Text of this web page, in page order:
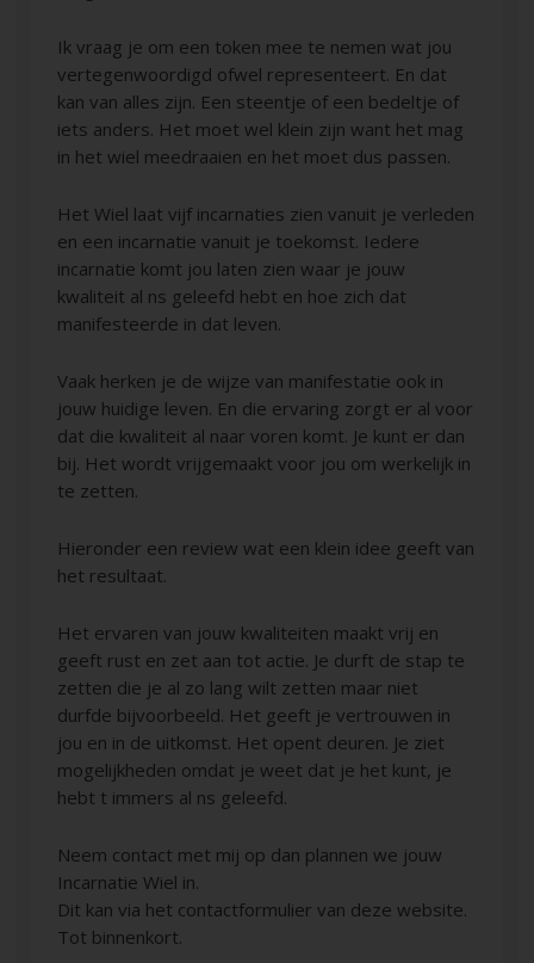
Ik vraag je om een token mee te nemen wat jou
vertegenwoordigd ofwel representeert. En dat
kan van alles zijn. Een steentje of een bedeltje of
iets anders. Het moet wel klein zijn want het mag
in het wiel meedraaien en het moet dus passen.
Het Wiel laat vijf incarnaties zien vanuit je verleden
en een incarnatie vanuit je toekomst. Iedere
incarnatie komt jou laten zien waar je jouw
kwaliteit al ns geleefd hebt en hoe zich dat
manifesteerde in dat leven.
Vaak herken je de wijze van manifestatie ook in
jouw huidige leven. En die ervaring zorgt er al voor
dat die kwaliteit al naar voren komt. Je kunt er dan
bij. Het wordt vrijgemaakt voor jou om werkelijk in
te zetten.
Hieronder een review wat een klein idee geeft van
het resultaat.
Het ervaren van jouw kwaliteiten maakt vrij en
geeft rust en zet aan tot actie. Je durft de stap te
zetten die je al zo lang wilt zetten maar niet
durfde bijvoorbeeld. Het geeft je vertrouwen in
jou en in de uitkomst. Het opent deuren. Je ziet
mogelijkheden omdat je weet dat je het kunt, je
hebt t immers al ns geleefd.
Neem contact met mij op dan plannen we jouw
Incarnatie Wiel in.
Dit kan via het contactformulier van deze website.
Tot binnenkort.